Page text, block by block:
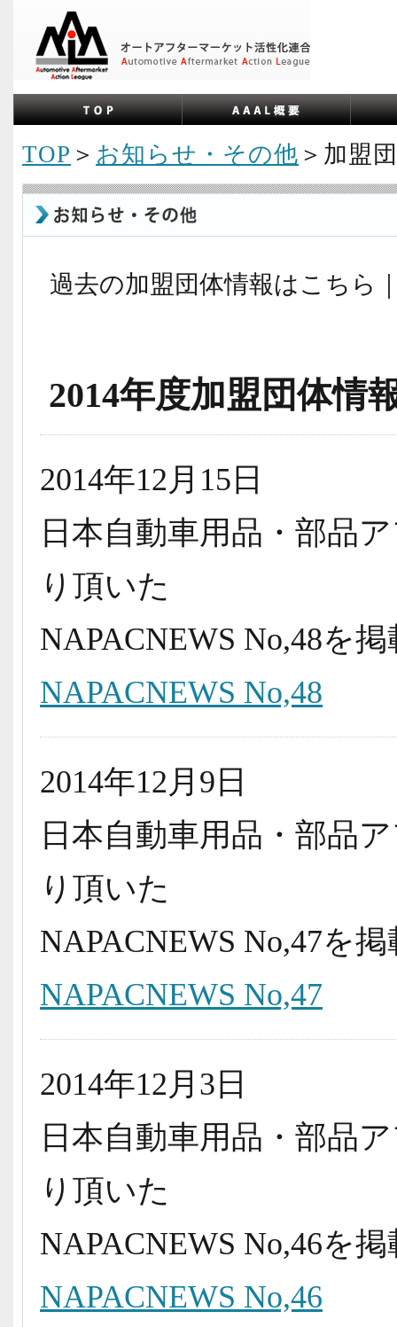
TOP ＞ お知らせ・その他 ＞加盟
過去の加盟団体情報はこちら
2014年度加盟団体情
2014年12月15日
日本自動車用品・部品
り頂いた
NAPACNEWS No,48を
NAPACNEWS No,48
2014年12月9日
日本自動車用品・部品
り頂いた
NAPACNEWS No,47を
NAPACNEWS No,47
2014年12月3日
日本自動車用品・部品
り頂いた
NAPACNEWS No,46を
NAPACNEWS No,46